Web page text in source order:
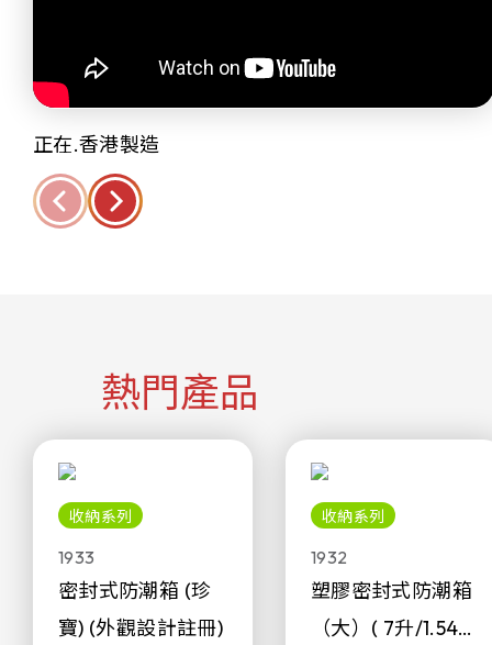
正在.香港製造
熱門產品
收納系列
1933
密封式防潮箱 (珍
寶) (外觀設計註冊)
收納系列
1932
塑膠密封式防潮箱
（大）( 7升/1.54加